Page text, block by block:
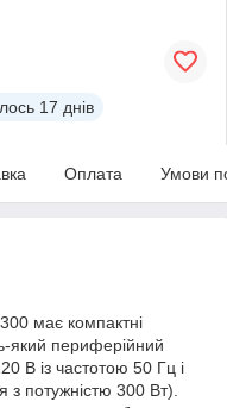
17 днів
Оплата Умови
має компактні
який периферійний
В із частотою 50 Гц і
з потужністю 300 Вт).